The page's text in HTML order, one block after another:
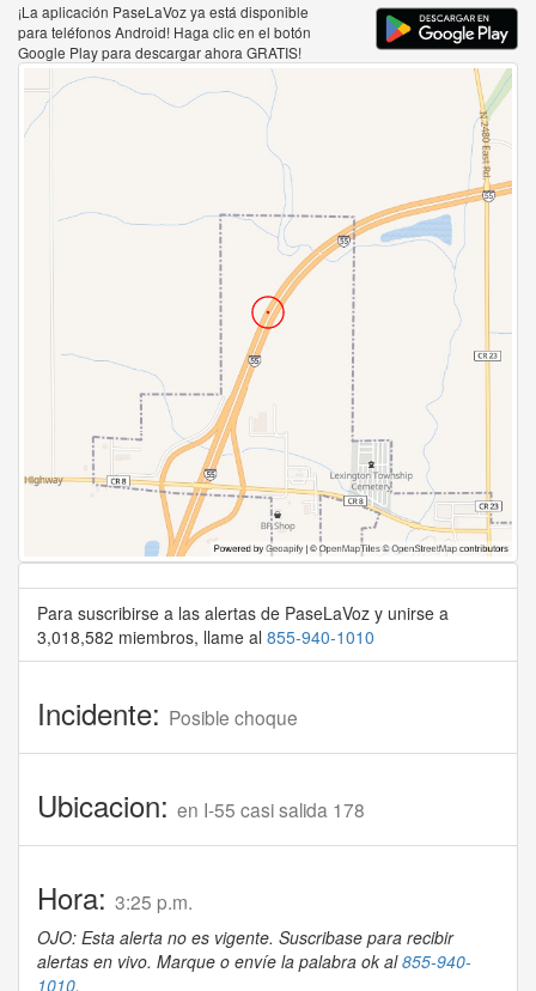
¡La aplicación PaseLaVoz ya está disponible
para teléfonos Android! Haga clic en el botón
Google Play para descargar ahora GRATIS!
Para suscribirse a las alertas de PaseLaVoz y unirse a
3,018,582 miembros, llame al 855-940-1010
Incidente: Posible choque
Ubicacion: en I-55 casi salida 178
Hora: 3:25 p.m.
OJO: Esta alerta no es vigente. Suscribase para recibir
alertas en vivo. Marque o envíe la palabra ok al855-940-
1010.